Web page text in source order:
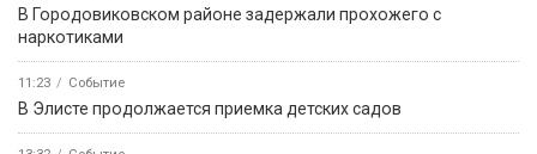
В Городовиковском районе задержали прохожего с
наркотиками
11:23 Событие
В Элисте продолжается приемка детских садов